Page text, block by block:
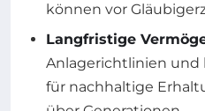
können vor
Langfristige
Anlagerichtlinien und
für nachhaltige